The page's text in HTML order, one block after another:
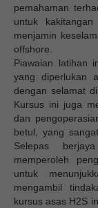
pemahaman
untuk
menjamin
offshore.
Piawaian latihan
yang diperlukan
dengan selamat
Kursus ini juga
dan
betul, yang
Selepas
memperoleh
untuk
mengambil
kursus asas H2S